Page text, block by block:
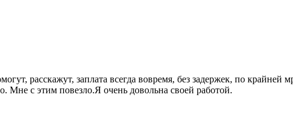
расскажут, заплата всегда вовремя, без задержек, по крайней
Мне с этим повезло.Я очень довольна своей работой.